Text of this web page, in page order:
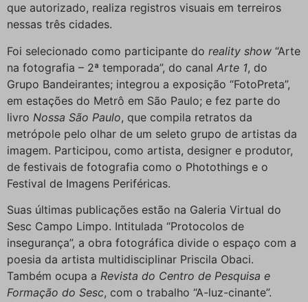
que autorizado, realiza registros visuais em terreiros
nessas três cidades.
Foi selecionado como participante do reality show “Arte
na fotografia – 2ª temporada”, do canal Arte 1, do
Grupo Bandeirantes; integrou a exposição “FotoPreta”,
em estações do Metrô em São Paulo; e fez parte do
livro Nossa São Paulo, que compila retratos da
metrópole pelo olhar de um seleto grupo de artistas da
imagem. Participou, como artista, designer e produtor,
de festivais de fotografia como o Photothings e o
Festival de Imagens Periféricas.
Suas últimas publicações estão na Galeria Virtual do
Sesc Campo Limpo. Intitulada “Protocolos de
insegurança”, a obra fotográfica divide o espaço com a
poesia da artista multidisciplinar Priscila Obaci.
Também ocupa a Revista do Centro de Pesquisa e
Formação do Sesc, com o trabalho “A-luz-cinante”.